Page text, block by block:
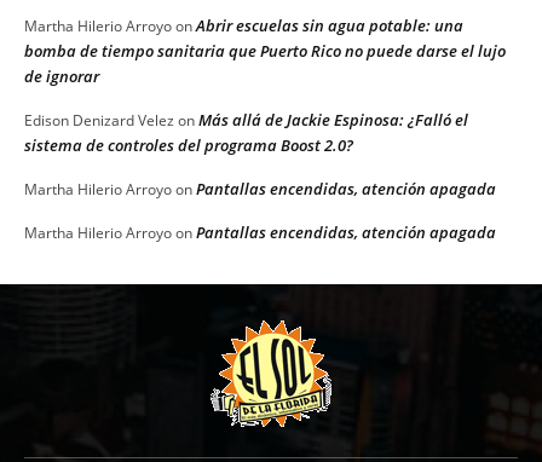
Martha Hilerio ArroyoonAbrir escuelas sin agua potable: una
bomba de tiempo sanitaria que Puerto Rico no puede darse el lujo
de ignorar
Edison Denizard Velez onMás allá de Jackie Espinosa: ¿Falló el
sistema de controles del programa Boost 2.0?
Martha Hilerio ArroyoonPantallas encendidas, atención apagada
Martha Hilerio ArroyoonPantallas encendidas, atención apagada